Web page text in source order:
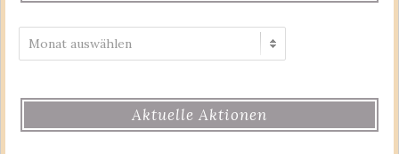
Aktuelle Aktionen